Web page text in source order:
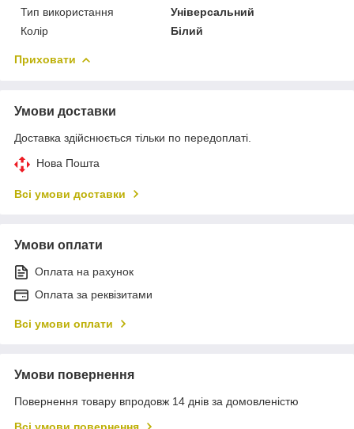
Тип використання
Універсальний
Колір
Білий
Приховати
Умови доставки
Доставка здійснюється тільки по передоплаті.
Нова Пошта
Всі умови доставки
Умови оплати
Оплата на рахунок
Оплата за реквізитами
Всі умови оплати
Умови повернення
Повернення товару впродовж 14 днів за домовленістю
Всі умови повернення